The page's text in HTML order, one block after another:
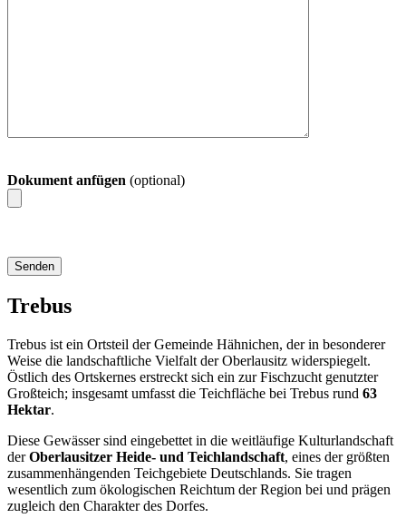
Dokument anfügen (optional)
Trebus
Trebus ist ein Ortsteil der Gemeinde Hähnichen, der in besonderer
Weise die landschaftliche Vielfalt der Oberlausitz widerspiegelt.
Östlich des Ortskernes erstreckt sich ein zur Fischzucht genutzter
Großteich; insgesamt umfasst die Teichfläche bei Trebus rund 63
Hektar.
Diese Gewässer sind eingebettet in die weitläufige Kulturlandschaft
derOberlausitzer Heide- und Teichlandschaft, eines der größten
zusammenhängenden Teichgebiete Deutschlands. Sie tragen
wesentlich zum ökologischen Reichtum der Region bei und prägen
zugleich den Charakter des Dorfes.